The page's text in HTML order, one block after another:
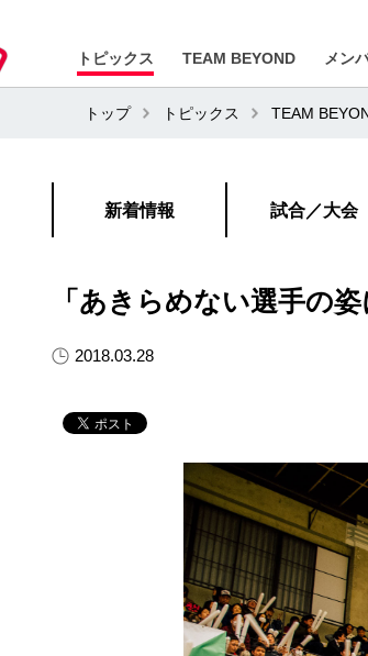
トピックス TEAM BEYOND メン
トップ トピックス TEAM
新着情報 試合／大会
「あきらめない選手の
2018.03.28